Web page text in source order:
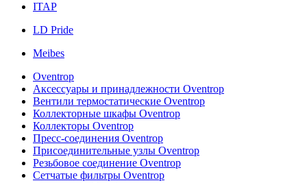
ITAP
LD Pride
Meibes
Oventrop
Аксессуары и принадлежности Oventrop
Вентили термостатические Oventrop
Коллекторные шкафы Oventrop
Коллекторы Oventrop
Пресс-соединения Oventrop
Присоединительные узлы Oventrop
Резьбовое соединение Oventrop
Сетчатые фильтры Oventrop